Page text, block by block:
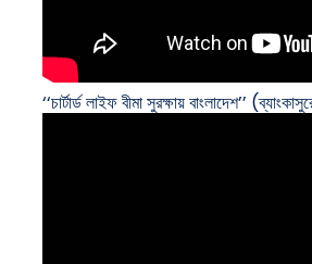
‘‘চার্টার্ড লাইফ বীমা সুরক্ষায় বাংলাদেশ’’